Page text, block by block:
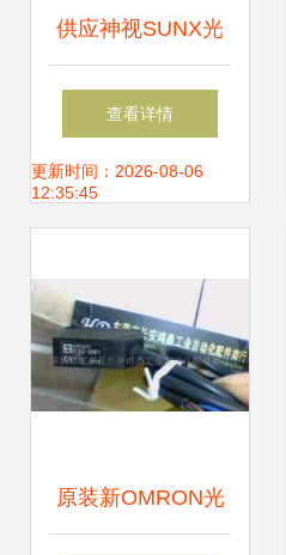
供应神视SUNX光
电开关CY-17A,CY-
29_电子元器件_世
信息库
查看详情
更新时间：2026-08-06
12:35:45
原装新OMRON光